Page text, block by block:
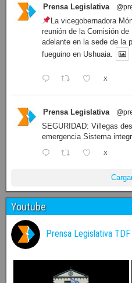
Prensa Legislativa
La vicegobernadora
reunión de la Comisión
adelante en la sede de la
fueguino en Ushuaia.
X
Prensa Legislativa
SEGURIDAD: Villegas
emergencia Sistema
X
Youtube
Prensa Legislativa TDF